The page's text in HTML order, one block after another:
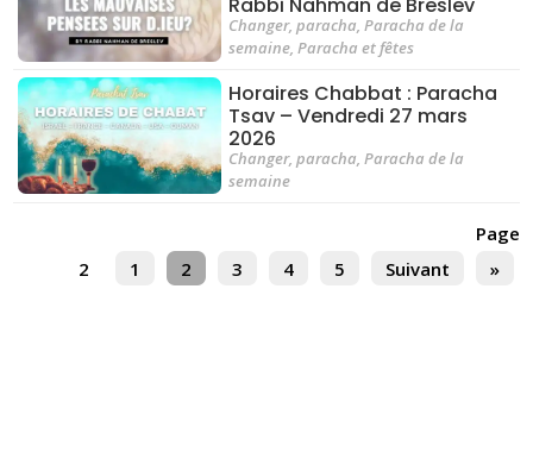
Rabbi Nahman de Breslev
Changer,paracha,Paracha de la
semaine,Paracha et fêtes
Horaires Chabbat : Paracha
Tsav – Vendredi 27 mars
2026
Changer,paracha,Paracha de la
semaine
Page
2
1 2 3 4 5 Suivant »